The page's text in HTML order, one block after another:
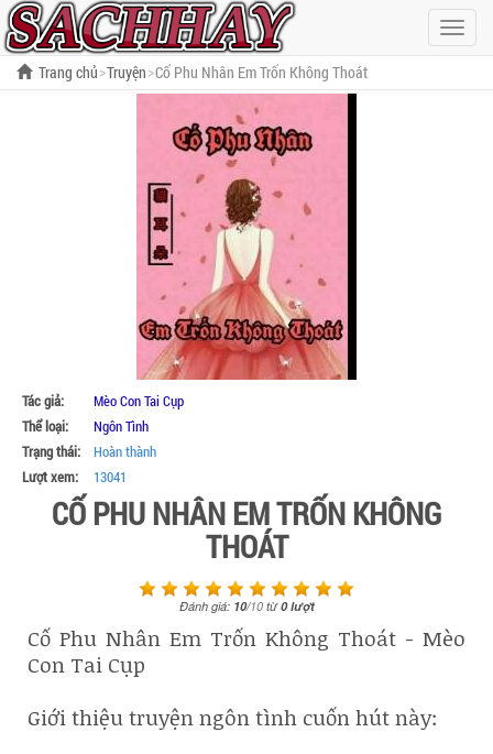
Hiện
menu
Trang chủ Truyện Cố Phu Nhân Em Trốn Không Thoát
Tác giả:
Mèo Con Tai Cụp
Thể loại:
Ngôn Tình
Trạng thái:
Hoàn thành
Lượt xem:
13041
CỐ PHU NHÂN EM TRỐN KHÔNG
THOÁT
Đánh giá: 10/10từ0lượt
Cố Phu Nhân Em Trốn Không Thoát - Mèo
Con Tai Cụp
Giới thiệu truyện ngôn tình cuốn hút này: